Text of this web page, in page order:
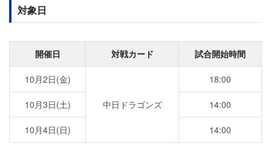
対象日
開催日 対戦カード 試合開始時間
10月2日(金)
中日ドラゴンズ
18:00
10月3日(土) 14:00
10月4日(日) 14:00